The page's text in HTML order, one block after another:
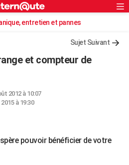
Rechercher
S'inscrireentretien et pannes
Sujet Suivant
et compteur de
2012 à 10:07
à 19:30
pouvoir bénéficier de votre